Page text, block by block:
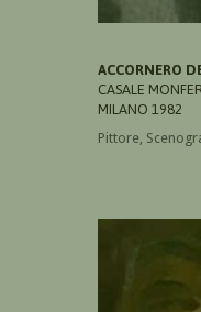
ACCORNERO
CASALE
MILANO 1982
Pittore,